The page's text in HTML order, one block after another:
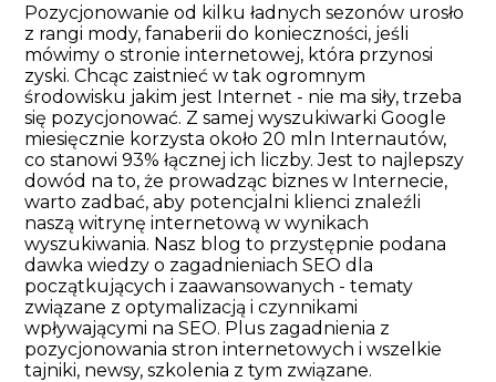
Pozycjonowanie od kilku ładnych sezonów urosło
z rangi mody, fanaberii do konieczności, jeśli
mówimy o stronie internetowej, która przynosi
zyski. Chcąc zaistnieć w tak ogromnym
środowisku jakim jest Internet - nie ma siły, trzeba
się pozycjonować. Z samej wyszukiwarki Google
miesięcznie korzysta około 20 mln Internautów,
co stanowi 93% łącznej ich liczby. Jest to najlepszy
dowód na to, że prowadząc biznes w Internecie,
warto zadbać, aby potencjalni klienci znaleźli
naszą witrynę internetową w wynikach
wyszukiwania. Nasz blog to przystępnie podana
dawka wiedzy o zagadnieniach SEO dla
początkujących i zaawansowanych - tematy
związane z optymalizacją i czynnikami
wpływającymi na SEO. Plus zagadnienia z
pozycjonowania stron internetowych i wszelkie
tajniki, newsy, szkolenia z tym związane.